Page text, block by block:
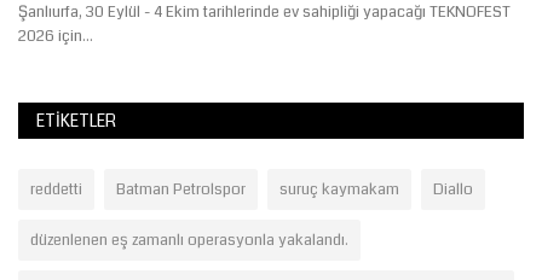
Şanlıurfa, 30 Eylül - 4 Ekim tarihlerinde ev sahipliği yapacağı TEKNOFEST
2026 için...
ETIKETLER
reddetti Batman Petrolspor suruç kaymakam Diallo
düzenlenen eş zamanlı operasyonla yakalandı.